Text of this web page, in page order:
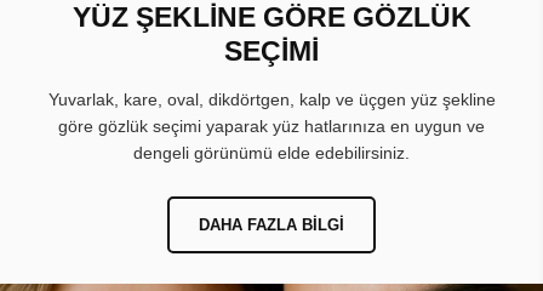
YÜZ ŞEKLİNE GÖRE GÖZLÜK
SEÇİMİ
Yuvarlak, kare, oval, dikdörtgen, kalp ve üçgen yüz şekline
göre gözlük seçimi yaparak yüz hatlarınıza en uygun ve
dengeli görünümü elde edebilirsiniz.
DAHA FAZLA BILGI